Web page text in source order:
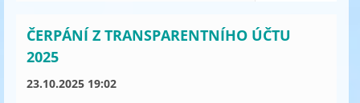
ČERPÁNÍ Z TRANSPARENTNÍHO ÚČTU
2025
23.10.2025 19:02